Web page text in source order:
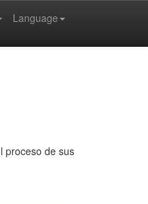
Language
proceso de sus